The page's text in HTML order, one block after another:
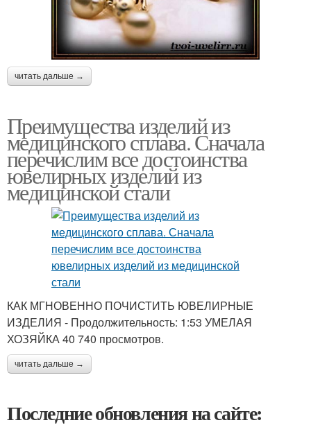
читать дальше →
Преимущества изделий из
медицинского сплава. Сначала
перечислим все достоинства
ювелирных изделий из
медицинской стали
КАК МГНОВЕННО ПОЧИСТИТЬ ЮВЕЛИРНЫЕ
ИЗДЕЛИЯ - Продолжительность: 1:53 УМЕЛАЯ
ХОЗЯЙКА 40 740 просмотров.
читать дальше →
Последние обновления на сайте: